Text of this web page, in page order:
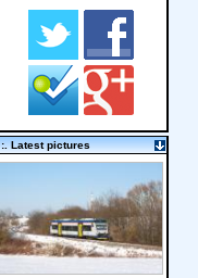
:. Latest pictures